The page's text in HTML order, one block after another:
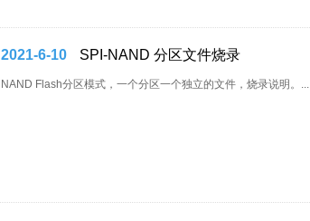
1
2021-6-10 SPI-NAND 分区文件烧录
NAND Flash分区模式，一个分区一个独立的文件，烧录说明。...